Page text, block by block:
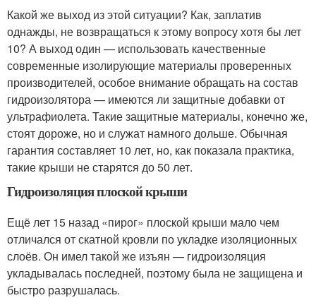
Какой же выход из этой ситуации? Как, заплатив
однажды, не возвращаться к этому вопросу хотя бы лет
10? А выход один — использовать качественные
современные изолирующие материалы проверенных
производителей, особое внимание обращать на состав
гидроизолятора — имеются ли защитные добавки от
ультрафиолета. Такие защитные материалы, конечно же,
стоят дороже, но и служат намного дольше. Обычная
гарантия составляет 10 лет, но, как показала практика,
такие крыши не старятся до 50 лет.
Гидроизоляция плоской крыши
Ещё лет 15 назад «пирог» плоской крыши мало чем
отличался от скатной кровли по укладке изоляционных
слоёв. Он имел такой же изъян — гидроизоляция
укладывалась последней, поэтому была не защищена и
быстро разрушалась.